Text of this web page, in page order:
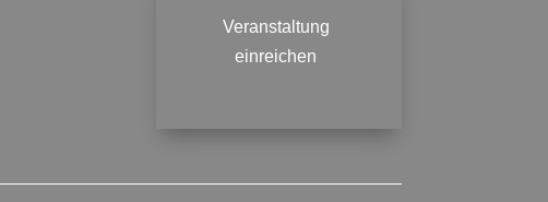
Veranstaltung
einreichen